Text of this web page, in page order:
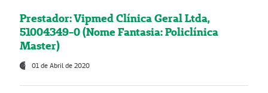
Prestador: Vipmed Clínica Geral Ltda,
51004349-0 (Nome Fantasia: Policlínica
Master)
01 de Abril de 2020